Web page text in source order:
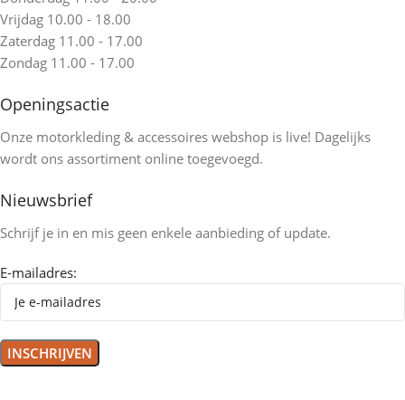
Vrijdag 10.00 - 18.00
Zaterdag 11.00 - 17.00
Zondag 11.00 - 17.00
Openingsactie
Onze motorkleding & accessoires webshop is live! Dagelijks
wordt ons assortiment online toegevoegd.
Nieuwsbrief
Schrijf je in en mis geen enkele aanbieding of update.
E-mailadres: